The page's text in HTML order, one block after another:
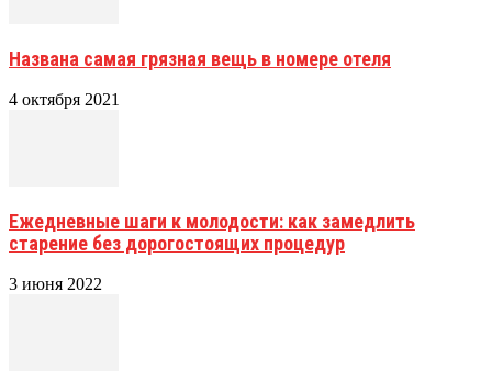
Названа самая грязная вещь в номере отеля
4 октября 2021
Ежедневные шаги к молодости: как замедлить
старение без дорогостоящих процедур
3 июня 2022